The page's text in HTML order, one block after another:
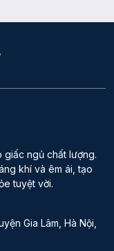
giấc ngủ chất lượng.
khí và êm ái, tạo
tuyệt vời.
Gia Lâm, Hà Nội,